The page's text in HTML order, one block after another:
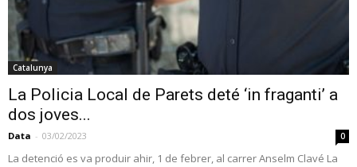
Catalunya
La Policia Local de Parets deté ‘in fraganti’ a
dos joves...
Data - 03/02/2023 0
La detenció es va produir ahir, 1 de febrer, al carrer Anselm Clavé La